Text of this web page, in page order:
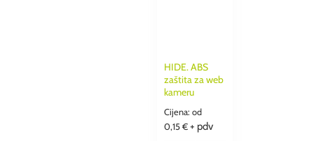
HIDE. ABS
zaštita za web
kameru
Cijena: od
0,15 € + pdv